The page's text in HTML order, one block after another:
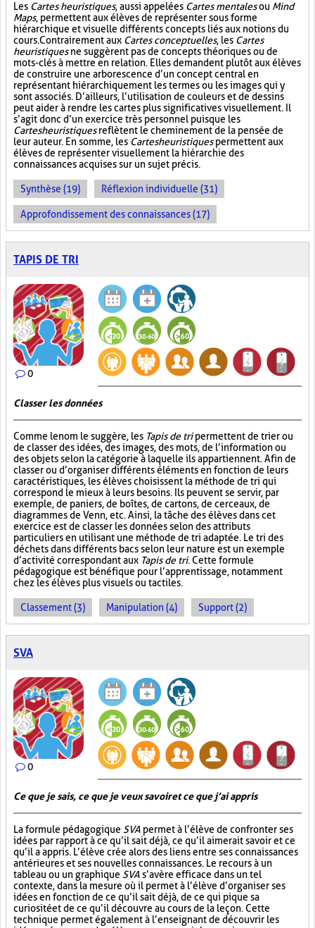
Les Cartes heuristiques, aussi appelées Cartes mentalesou Mind
Maps, permettent aux élèves de représenter sous forme
hiérarchique et visuelle différents concepts liés aux notions du
cours. Contrairement aux Cartes conceptuelles, les Cartes
heuristiquesne suggèrent pas de concepts théoriques ou de
mots-clés à mettre en relation. Elles demandent plutôt aux élèves
de construire une arborescence d’un concept central en
représentant hiérarchiquement les termes ou les images qui y
sont associés. D’ailleurs, l’utilisation de couleurs et de dessins
peut aider à rendre les cartes plus significatives visuellement. Il
s’agit donc d’un exercice très personnel puisque les
Cartes heuristiquesreflètent le cheminement de la pensée de
leur auteur. En somme, les Cartes heuristiquespermettent aux
élèves de représenter visuellement la hiérarchie des
connaissances acquises sur un sujet précis.
Synthèse (19) Réflexion individuelle (31)
Approfondissement des connaissances (17)
TAPIS DE TRI
0
Classer les données
Comme le nom le suggère, les Tapis de tripermettent de trier ou
de classer des idées, des images, des mots, de l’information ou
des objets selon la catégorie à laquelle ils appartiennent. Afin de
classer ou d’organiser différents éléments en fonction de leurs
caractéristiques, les élèves choisissent la méthode de tri qui
correspond le mieux à leurs besoins. Ils peuvent se servir, par
exemple, de paniers, de boîtes, de cartons, de cerceaux, de
diagrammes de Venn, etc. Ainsi, la tâche des élèves dans cet
exercice est de classer les données selon des attributs
particuliers en utilisant une méthode de tri adaptée. Le tri des
déchets dans différents bacs selon leur nature est un exemple
d’activité correspondant aux Tapis de tri. Cette formule
pédagogique est bénéfique pour l’apprentissage, notamment
chez les élèves plus visuels ou tactiles.
Classement (3) Manipulation (4) Support (2)
SVA
0
Ce que je sais, ce que je veux savoir et ce que j’ai appris
La formule pédagogique SVA permet à l’élève de confronter ses
idées par rapport à ce qu’il sait déjà, ce qu’il aimerait savoir et ce
qu’il a appris. L’élève crée alors des liens entre ses connaissances
antérieures et ses nouvelles connaissances. Le recours à un
tableau ou un graphique SVA s’avère efficace dans un tel
contexte, dans la mesure où il permet à l’élève d’organiser ses
idées en fonction de ce qu’il sait déjà, de ce qui pique sa
curiosité et de ce qu’il découvre au cours de la leçon. Cette
technique permet également à l’enseignant de découvrir les